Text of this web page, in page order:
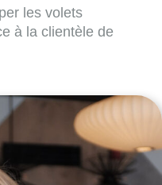
les volets
à la clientèle de